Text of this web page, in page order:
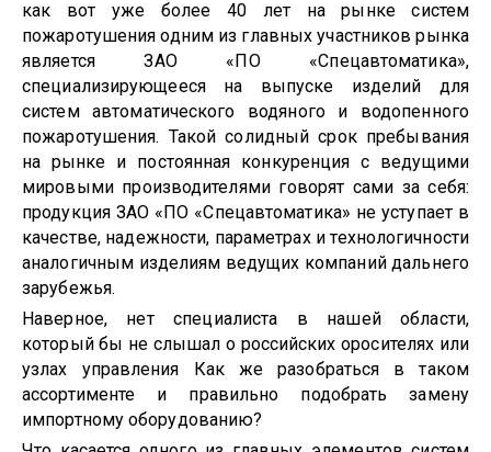
как вот уже более 40 лет на рынке систем
пожаротушения одним из главных участников рынка
является ЗАО «ПО «Спецавтоматика»,
специализирующееся на выпуске изделий для
систем автоматического водяного и водопенного
пожаротушения. Такой солидный срок пребывания
на рынке и постоянная конкуренция с ведущими
мировыми производителями говорят сами за себя:
продукция ЗАО «ПО «Спецавтоматика» не уступает в
качестве, надежности, параметрах и технологичности
аналогичным изделиям ведущих компаний дальнего
зарубежья.
Наверное, нет специалиста в нашей области,
который бы не слышал о российских оросителях или
узлах управления Как же разобраться в таком
ассортименте и правильно подобрать замену
импортному оборудованию?